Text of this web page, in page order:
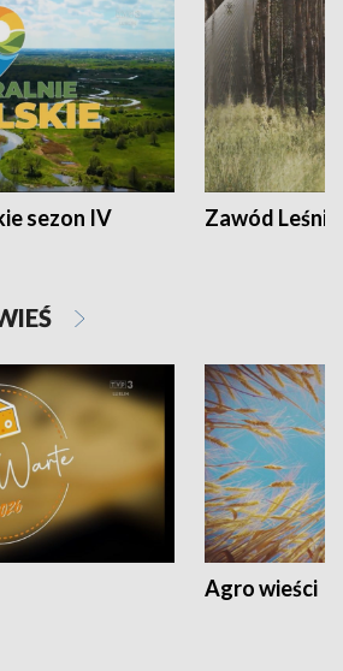
sezon IV Zawód Leśnik
Agro wieści